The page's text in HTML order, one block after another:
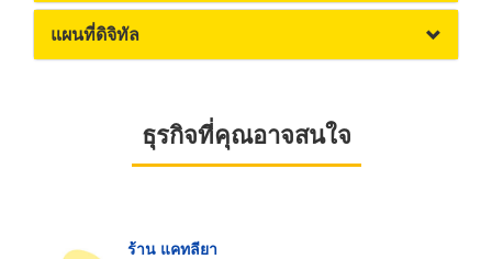
แผนที่ดิจิทัล
ธุรกิจที่คุณอาจสนใจ
ร้าน แคทลียา